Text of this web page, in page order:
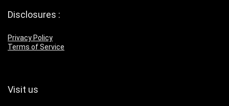
Disclosures :
Privacy Policy
Terms of Service
Visit us